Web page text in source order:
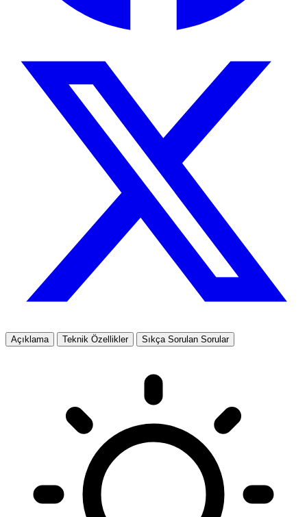
Açıklama Teknik Özellikler Sıkça Sorulan Sorular